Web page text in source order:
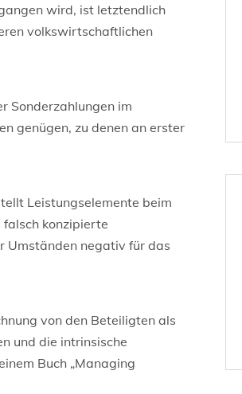
wird, ist letztendlich
volkswirtschaftlichen
Sonderzahlungen im
genügen, zu denen an erster
Leistungselemente beim
falsch konzipierte
Umständen negativ für das
von den Beteiligten als
und die intrinsische
Buch „Managing